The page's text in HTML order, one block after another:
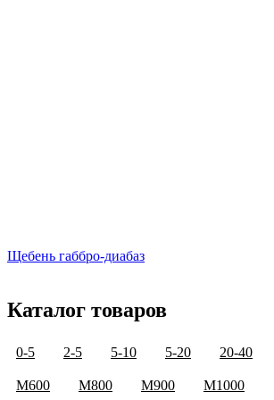
Щебень габбро-диабаз
Каталог товаров
0-5 2-5 5-10 5-20 20-40
М600 М800 М900 М1000